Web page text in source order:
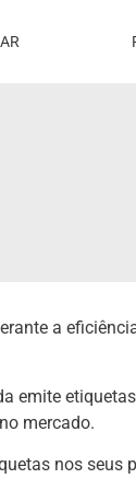
a
emite
mercado.
nos seus